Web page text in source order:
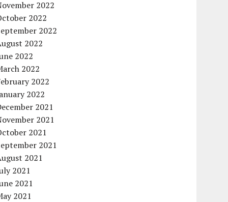
2022
2022
2022
2022
2022
2022
2022
2022
2021
2021
2021
2021
2021
2021
2021
2021